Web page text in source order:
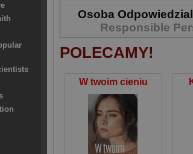
Osoba
Responsible
POLECAMY!
W twoim cieniu